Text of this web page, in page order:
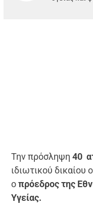
Την πρόσληψη40
ιδιωτικού δικαίου
οπρόεδρος της
Υγείας.